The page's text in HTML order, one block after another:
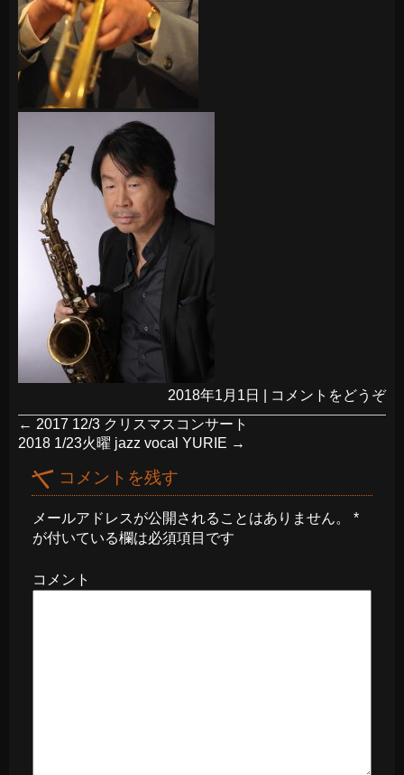
2018年1月1日
コメントをどうぞ
← 2017 12/3 クリスマスコンサート
2018 1/23火曜 jazz vocal YURIE →
コメントを残す
メールアドレスが公開されることはありません。
*
が付いている欄は必須項目です
コメント